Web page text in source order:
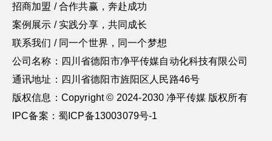
招商加盟 / 合作共赢，奔赴成功
案例展示 / 实践分享，共同成长
联系我们 / 同一个世界，同一个梦想
公司名称：四川省德阳市净平传媒自动化科技有限公司
通讯地址：四川省德阳市旌阳区人民路46号
版权信息：Copyright © 2024-2030 净平传媒 版权所有
IPC备案：蜀ICP备13003079号-1